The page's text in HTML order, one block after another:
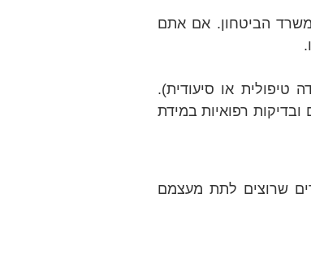
משרד הביטחון. אם אתם
טיפולית או סיעודית).
רפואיות במידת
שרוצים לתת מעצמם